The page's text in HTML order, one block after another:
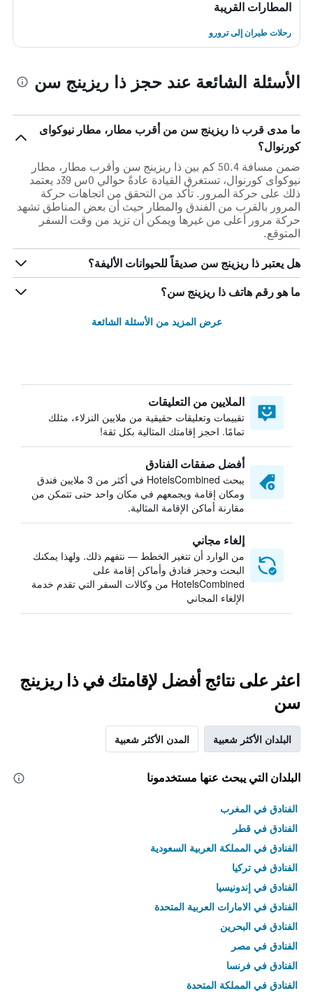
المطارات القريبة
رحلات طيران إلى ترورو
الأسئلة الشائعة عند حجز ذا ريزينج سن
ما مدى قرب ذا ريزينج سن من أقرب مطار، مطار نيوكواى
كورنوال؟
ضمن مسافة 50.4 كم بين ذا ريزينج سن وأقرب مطار، مطار
نيوكواى كورنوال، تستغرق القيادة عادةً حوالي 0س 39د يعتمد
ذلك على حركة المرور. تأكد من التحقق من اتجاهات حركة
المرور بالقرب من الفندق والمطار حيث أن بعض المناطق تشهد
حركة مرور أعلى من غيرها ويمكن أن تزيد من وقت السفر
المتوقع.
هل يعتبر ذا ريزينج سن صديقاً للحيوانات الأليفة؟
ما هو رقم هاتف ذا ريزينج سن؟
عرض المزيد من الأسئلة الشائعة
الملايين من التعليقات
تقييمات وتعليقات حقيقية من ملايين النزلاء، مثلك
تمامًا. احجز إقامتك المثالية بكل ثقة!
أفضل صفقات الفنادق
يبحث HotelsCombined في أكثر من 3 ملايين فندق
ومكان إقامة ويجمعهم في مكان واحد حتى تتمكن من
مقارنة أماكن الإقامة المثالية.
إلغاء مجاني
من الوارد أن تتغير الخطط — نتفهم ذلك. ولهذا يمكنك
البحث وحجز فنادق وأماكن إقامة على
HotelsCombined من وكالات السفر التي تقدم خدمة
الإلغاء المجاني
اعثر على نتائج أفضل لإقامتك في ذا ريزينج
سن
البلدان الأكثر شعبية المدن الأكثر شعبية
البلدان التي يبحث عنها مستخدمونا
الفنادق في المغرب
الفنادق في قطر
الفنادق في المملكة العربية السعودية
الفنادق في تركيا
الفنادق في إندونيسيا
الفنادق في الامارات العربية المتحدة
الفنادق في البحرين
الفنادق في مصر
الفنادق في فرنسا
الفنادق في المملكة المتحدة